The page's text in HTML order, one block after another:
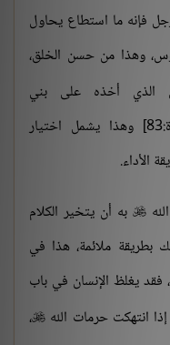
فإنه ما استطاع يحاول
وهذا من حسن الخلق،
الذي أخذه على بني
[البقرة:83] وهذا يشمل اختيار
الأداء.
به أن يتخير الكلام
بطريقة ملائمة، هذا في
فقد يغلظ الإنسان في باب
انتهكت حرمات الله ،